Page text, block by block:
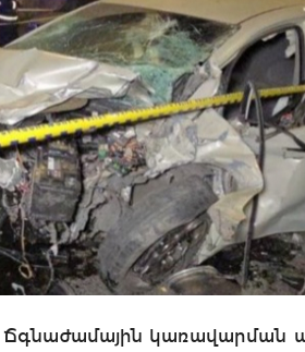
Ճգնաժամային կառավարման